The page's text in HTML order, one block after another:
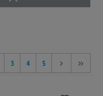
3 4 5 > >>